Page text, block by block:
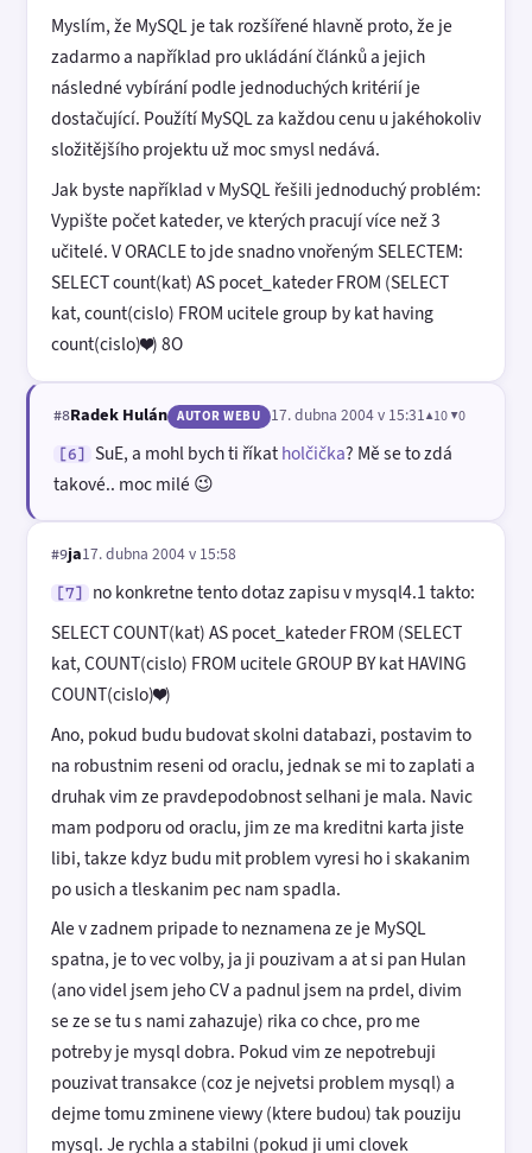
Myslím, že MySQL je tak rozšířené hlavně proto, že je
zadarmo a například pro ukládání článků a jejich
následné vybírání podle jednoduchých kritérií je
dostačující. Použítí MySQL za každou cenu u jakéhokoliv
složitějšího projektu už moc smysl nedává.
Jak byste například v MySQL řešili jednoduchý problém:
Vypište počet kateder, ve kterých pracují více než 3
učitelé. V ORACLE to jde snadno vnořeným SELECTEM:
SELECT count(kat) AS pocet_kateder FROM (SELECT
kat, count(cislo) FROM ucitele group by kat having
count(cislo)❤️) 8O
#8Radek Hulán AUTOR WEBU 17. dubna 2004 v 15:31▲10 ▼0
[6] SuE, a mohl bych ti říkatholčička? Mě se to zdá
takové.. moc milé 😉
#9ja17. dubna 2004 v 15:58
[7]
no konkretne tento dotaz zapisu v mysql4.1 takto:
SELECT COUNT(kat) AS pocet_kateder FROM (SELECT
kat, COUNT(cislo) FROM ucitele GROUP BY kat HAVING
COUNT(cislo)❤️)
Ano, pokud budu budovat skolni databazi, postavim to
na robustnim reseni od oraclu, jednak se mi to zaplati a
druhak vim ze pravdepodobnost selhani je mala. Navic
mam podporu od oraclu, jim ze ma kreditni karta jiste
libi, takze kdyz budu mit problem vyresi ho i skakanim
po usich a tleskanim pec nam spadla.
Ale v zadnem pripade to neznamena ze je MySQL
spatna, je to vec volby, ja ji pouzivam a at si pan Hulan
(ano videl jsem jeho CV a padnul jsem na prdel, divim
se ze se tu s nami zahazuje) rika co chce, pro me
potreby je mysql dobra. Pokud vim ze nepotrebuji
pouzivat transakce (coz je nejvetsi problem mysql) a
dejme tomu zminene viewy (ktere budou) tak pouziju
mysql. Je rychla a stabilni (pokud ji umi clovek